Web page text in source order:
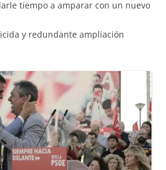
tiempo a amparar con un nuevo
y redundante ampliación